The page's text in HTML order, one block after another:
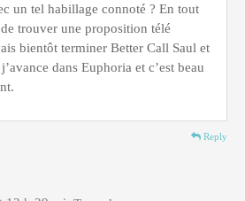
un tel habillage connoté ? En tout
de trouver une proposition télé
bientôt terminer Better Call Saul et
dans Euphoria et c’est beau
Reply